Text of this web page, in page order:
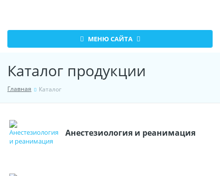
МЕНЮ САЙТА Меню
Каталог продукции
Главная Каталог
Анестезиология и реанимация